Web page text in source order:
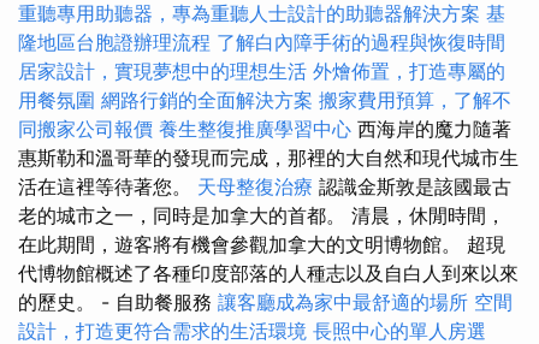
重聽專用助聽器，專為重聽人士設計的助聽器解決方案 基
隆地區台胞證辦理流程 了解白內障手術的過程與恢復時間
居家設計，實現夢想中的理想生活 外燴佈置，打造專屬的
用餐氛圍 網路行銷的全面解決方案 搬家費用預算，了解不
同搬家公司報價 養生整復推廣學習中心 西海岸的魔力隨著
惠斯勒和溫哥華的發現而完成，那裡的大自然和現代城市生
活在這裡等待著您。 天母整復治療 認識金斯敦是該國最古
老的城市之一，同時是加拿大的首都。 清晨，休閒時間，
在此期間，遊客將有機會參觀加拿大的文明博物館。 超現
代博物館概述了各種印度部落的人種志以及自白人到來以來
的歷史。 - 自助餐服務 讓客廳成為家中最舒適的場所 空間
設計，打造更符合需求的生活環境 長照中心的單人房選